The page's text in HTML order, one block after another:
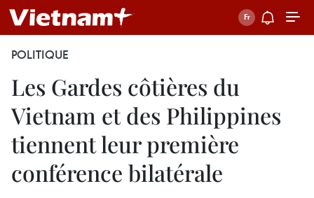
POLITIQUE
Les Gardes côtières du
Vietnam et des Philippines
tiennent leur première
conférence bilatérale